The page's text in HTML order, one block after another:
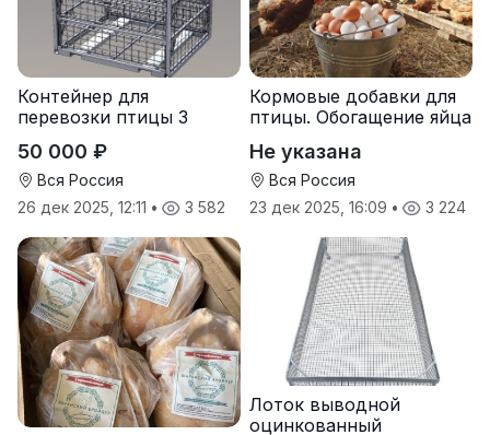
Контейнер для
перевозки птицы 3
50 000 ₽
Вся Россия
26 дек 2025, 12:11 • 3 582
Кормовые добавки для
птицы. Обогащение яйца
йодом и селеном.
Не указана
Вся Россия
23 дек 2025, 16:09 • 3 224
Лоток выводной
оцинкованный